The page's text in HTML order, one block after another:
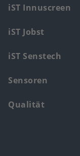
iST Innuscreen
iST Jobst
iST Senstech
Sensoren
Qualität